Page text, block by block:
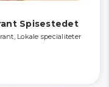
Spisestedet
Lokale specialiteter